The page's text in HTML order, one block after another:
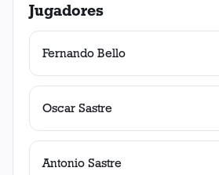
Jugadores
Fernando Bello
Oscar Sastre
Antonio Sastre